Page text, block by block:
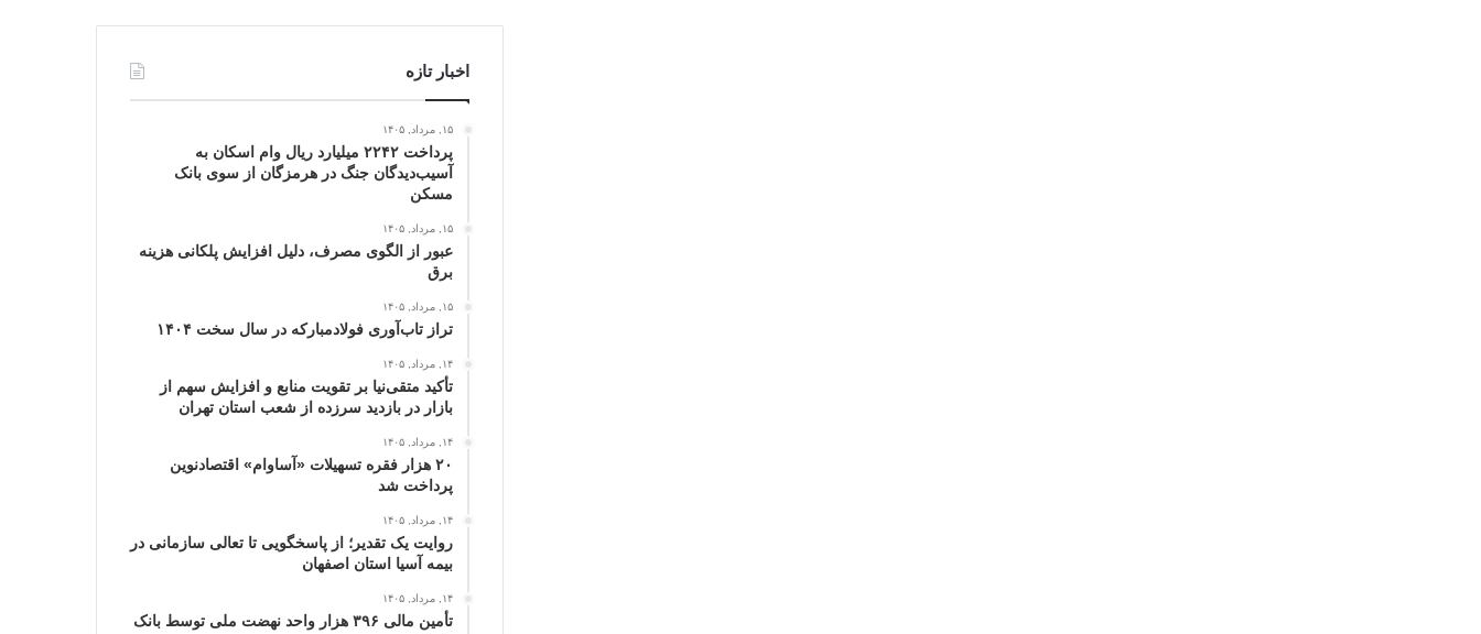
اخبار تازه
۱۵, مرداد, ۱۴۰۵
پرداخت ۲۲۴۲ میلیارد ریال وام اسکان به
آسیب‌دیدگان جنگ در هرمزگان از سوی بانک
مسکن
۱۵, مرداد, ۱۴۰۵
عبور از الگوی مصرف، دلیل افزایش پلکانی هزینه
برق
۱۵, مرداد, ۱۴۰۵
تراز تاب‌آوری فولادمبارکه در سال سخت ۱۴۰۴
۱۴, مرداد, ۱۴۰۵
تأکید متقی‌نیا بر تقویت منابع و افزایش سهم از
بازار در بازدید سرزده از شعب استان تهران
۱۴, مرداد, ۱۴۰۵
۲۰ هزار فقره تسهیلات «آساوام» اقتصادنوین
پرداخت شد
۱۴, مرداد, ۱۴۰۵
روایت یک تقدیر؛ از پاسخگویی تا تعالی سازمانی در
بیمه آسیا استان اصفهان
۱۴, مرداد, ۱۴۰۵
تأمین مالی ۳۹۶ هزار واحد نهضت ملی توسط بانک